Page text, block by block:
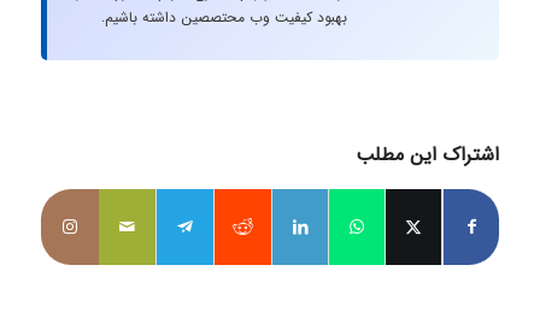
بهبود کیفیت وب محتصصین داشته باشیم.
اشتراک این مطلب